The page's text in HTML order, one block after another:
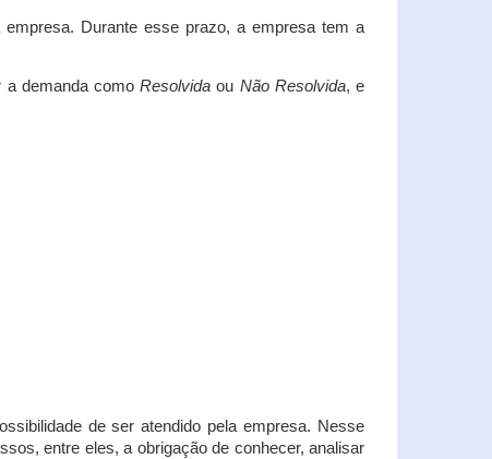
Durante esse prazo, a empresa tem a
a demanda comoResolvida ou Não Resolvida, e
de ser atendido pela empresa. Nesse
entre eles, a obrigação de conhecer, analisar